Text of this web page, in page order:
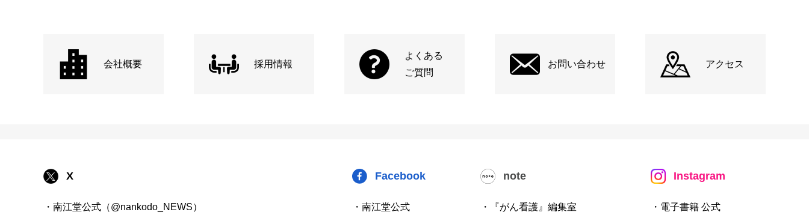
会社概要 採用情報
よくある
ご質問
お問い合わせ アクセス
X
・南江堂公式（@nankodo_NEWS）
Facebook
・南江堂公式
note
・『がん看護』編集室
Instagram
・電子書籍 公式